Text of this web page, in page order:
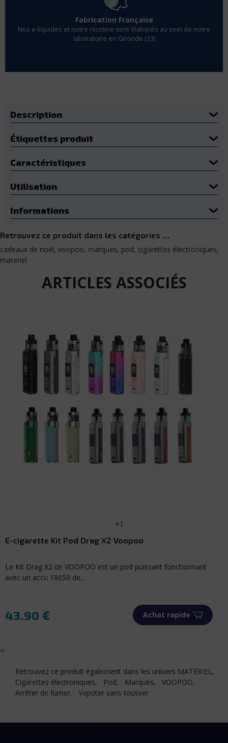
Fabrication Française
Nos e-liquides et notre nicotine sont élaborés au sein de notre
laboratoire en Gironde (33)
Description
Étiquettes produit
Caractéristiques
Utilisation
Informations
Retrouvez ce produit dans les catégories …
cadeaux de noël, voopoo, marques, pod, cigarettes électroniques,
materiel
ARTICLES ASSOCIÉS
Cartouche PnP X MTL VOOPOO (Lot de 2)
Ces cartouches (pods)...
Achat rapide
‹›
Retrouvez ce produit également dans les univers MATERIEL,
Cigarettes électroniques,
Pod, Marques,
VOOPOO,
Arrêter de fumer,
Vapoter sans tousser